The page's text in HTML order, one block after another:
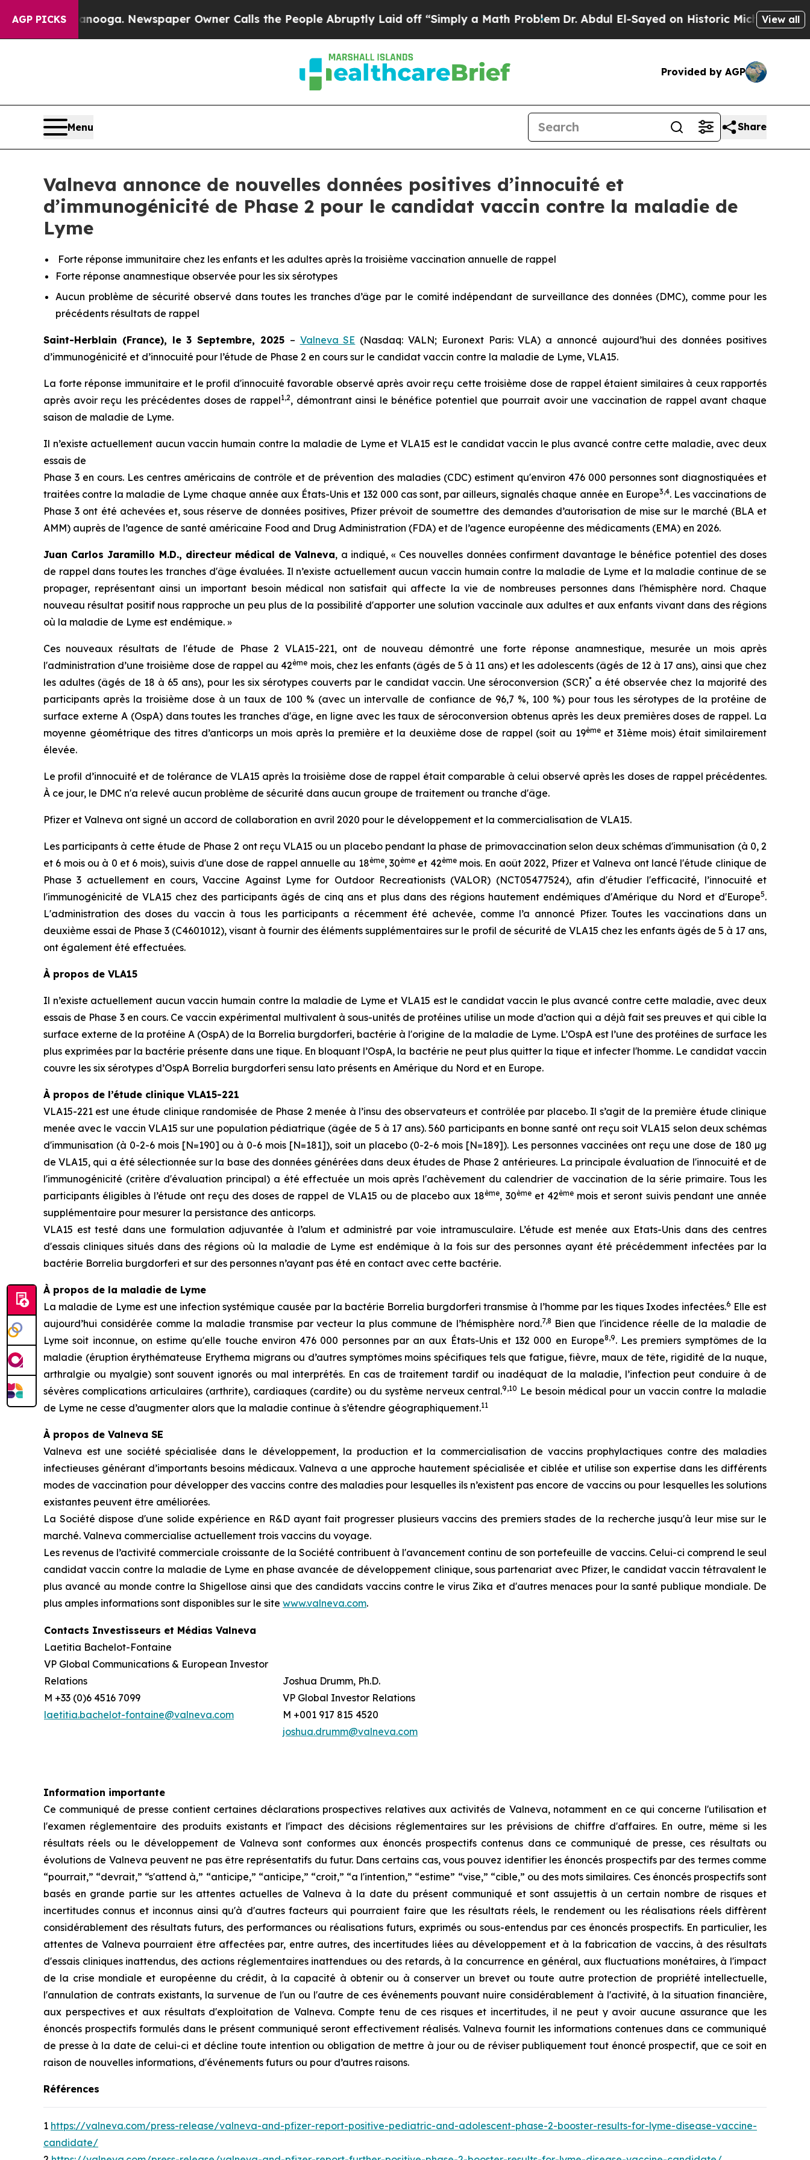
AGP PICKSNewspaper Owner Calls the People Abruptly Laid off “Simply a Math ProblemDr. Abdul El-Sayed on Historic Michigan Win: “People
View all
Provided by AGP
Menu Share
Valneva annonce de nouvelles données positives d’innocuité et
d’immunogénicité de Phase 2 pour le candidat vaccin contre la maladie de
Lyme
Forte réponse immunitaire chez les enfants et les adultes après la troisième vaccination annuelle de rappel
Forte réponse anamnestique observée pour les six sérotypes
Aucun problème de sécurité observé dans toutes les tranches d’âge par le comité indépendant de surveillance des données (DMC), comme pour les
précédents résultats de rappel
Saint-Herblain (France), le 3 Septembre, 2025 – Valneva SE (Nasdaq: VALN; Euronext Paris: VLA) a annoncé aujourd’hui des données positives
d’immunogénicité et d’innocuité pour l’étude de Phase 2 en cours sur le candidat vaccin contre la maladie de Lyme, VLA15.
La forte réponse immunitaire et le profil d'innocuité favorable observé après avoir reçu cette troisième dose de rappel étaient similaires à ceux rapportés
après avoir reçu les précédentes doses de rappel1,2, démontrant ainsi le bénéfice potentiel que pourrait avoir une vaccination de rappel avant chaque
saison de maladie de Lyme.
Il n’existe actuellement aucun vaccin humain contre la maladie de Lyme et VLA15 est le candidat vaccin le plus avancé contre cette maladie, avec deux
essais de
Phase 3 en cours. Les centres américains de contrôle et de prévention des maladies (CDC) estiment qu'environ 476 000 personnes sont diagnostiquées et
traitées contre la maladie de Lyme chaque année aux États-Unis et 132 000 cas sont, par ailleurs, signalés chaque année en Europe3,4. Les vaccinations de
Phase 3 ont été achevées et, sous réserve de données positives, Pfizer prévoit de soumettre des demandes d’autorisation de mise sur le marché (BLA et
AMM) auprès de l’agence de santé américaine Food and Drug Administration (FDA) et de l’agence européenne des médicaments (EMA) en 2026.
Juan Carlos Jaramillo M.D., directeur médical de Valneva, a indiqué, « Ces nouvelles données confirment davantage le bénéfice potentiel des doses
de rappel dans toutes les tranches d'âge évaluées. Il n’existe actuellement aucun vaccin humain contre la maladie de Lyme et la maladie continue de se
propager, représentant ainsi un important besoin médical non satisfait qui affecte la vie de nombreuses personnes dans l'hémisphère nord. Chaque
nouveau résultat positif nous rapproche un peu plus de la possibilité d'apporter une solution vaccinale aux adultes et aux enfants vivant dans des régions
où la maladie de Lyme est endémique. »
Ces nouveaux résultats de l'étude de Phase 2 VLA15-221, ont de nouveau démontré une forte réponse anamnestique, mesurée un mois après
l'administration d’une troisième dose de rappel au 42ème mois, chez les enfants (âgés de 5 à 11 ans) et les adolescents (âgés de 12 à 17 ans), ainsi que chez
les adultes (âgés de 18 à 65 ans), pour les six sérotypes couverts par le candidat vaccin. Une séroconversion (SCR)*a été observée chez la majorité des
participants après la troisième dose à un taux de 100 % (avec un intervalle de confiance de 96,7 %, 100 %) pour tous les sérotypes de la protéine de
surface externe A (OspA) dans toutes les tranches d'âge, en ligne avec les taux de séroconversion obtenus après les deux premières doses de rappel. La
moyenne géométrique des titres d’anticorps un mois après la première et la deuxième dose de rappel (soit au 19èmeet 31ème mois) était similairement
élevée.
Le profil d’innocuité et de tolérance de VLA15 après la troisième dose de rappel était comparable à celui observé après les doses de rappel précédentes.
À ce jour, le DMC n'a relevé aucun problème de sécurité dans aucun groupe de traitement ou tranche d'âge.
Pfizer et Valneva ont signé un accord de collaboration en avril 2020 pour le développement et la commercialisation de VLA15.
Les participants à cette étude de Phase 2 ont reçu VLA15 ou un placebo pendant la phase de primovaccination selon deux schémas d'immunisation (à 0, 2
et 6 mois ou à 0 et 6 mois), suivis d'une dose de rappel annuelle au 18ème, 30ème et 42èmemois. En août 2022, Pfizer et Valneva ont lancé l'étude clinique de
Phase 3 actuellement en cours, Vaccine Against Lyme for Outdoor Recreationists (VALOR) (NCT05477524), afin d'étudier l'efficacité, l’innocuité et
l'immunogénicité de VLA15 chez des participants âgés de cinq ans et plus dans des régions hautement endémiques d'Amérique du Nord et d'Europe5.
L'administration des doses du vaccin à tous les participants a récemment été achevée, comme l’a annoncé Pfizer. Toutes les vaccinations dans un
deuxième essai de Phase 3 (C4601012), visant à fournir des éléments supplémentaires sur le profil de sécurité de VLA15 chez les enfants âgés de 5 à 17 ans,
ont également été effectuées.
À propos de VLA15
Il n’existe actuellement aucun vaccin humain contre la maladie de Lyme et VLA15 est le candidat vaccin le plus avancé contre cette maladie, avec deux
essais de Phase 3 en cours. Ce vaccin expérimental multivalent à sous-unités de protéines utilise un mode d’action qui a déjà fait ses preuves et qui cible la
surface externe de la protéine A (OspA) de la Borrelia burgdorferi, bactérie à l'origine de la maladie de Lyme. L’OspA est l’une des protéines de surface les
plus exprimées par la bactérie présente dans une tique. En bloquant l’OspA, la bactérie ne peut plus quitter la tique et infecter l'homme. Le candidat vaccin
couvre les six sérotypes d’OspA Borrelia burgdorferi sensu lato présents en Amérique du Nord et en Europe.
À propos de l’étude clinique VLA15-221
VLA15-221 est une étude clinique randomisée de Phase 2 menée à l’insu des observateurs et contrôlée par placebo. Il s’agit de la première étude clinique
menée avec le vaccin VLA15 sur une population pédiatrique (âgée de 5 à 17 ans). 560 participants en bonne santé ont reçu soit VLA15 selon deux schémas
d'immunisation (à 0-2-6 mois [N=190] ou à 0-6 mois [N=181]), soit un placebo (0-2-6 mois [N=189]). Les personnes vaccinées ont reçu une dose de 180 µg
de VLA15, qui a été sélectionnée sur la base des données générées dans deux études de Phase 2 antérieures. La principale évaluation de l'innocuité et de
l'immunogénicité (critère d'évaluation principal) a été effectuée un mois après l'achèvement du calendrier de vaccination de la série primaire. Tous les
participants éligibles à l’étude ont reçu des doses de rappel de VLA15 ou de placebo aux 18ème, 30èmeet 42èmemois et seront suivis pendant une année
supplémentaire pour mesurer la persistance des anticorps.
VLA15 est testé dans une formulation adjuvantée à l’alum et administré par voie intramusculaire. L’étude est menée aux Etats-Unis dans des centres
d'essais cliniques situés dans des régions où la maladie de Lyme est endémique à la fois sur des personnes ayant été précédemment infectées par la
bactérie Borrelia burgdorferi et sur des personnes n’ayant pas été en contact avec cette bactérie.
À propos de la maladie de Lyme
La maladie de Lyme est une infection systémique causée par la bactérie Borrelia burgdorferi transmise à l’homme par les tiques Ixodes infectées.6 Elle est
aujourd’hui considérée comme la maladie transmise par vecteur la plus commune de l’hémisphère nord.7,8 Bien que l'incidence réelle de la maladie de
Lyme soit inconnue, on estime qu'elle touche environ 476 000 personnes par an aux États-Unis et 132 000 en Europe8,9. Les premiers symptômes de la
maladie (éruption érythémateuse Erythema migrans ou d’autres symptômes moins spécifiques tels que fatigue, fièvre, maux de tête, rigidité de la nuque,
arthralgie ou myalgie) sont souvent ignorés ou mal interprétés. En cas de traitement tardif ou inadéquat de la maladie, l’infection peut conduire à de
sévères complications articulaires (arthrite), cardiaques (cardite) ou du système nerveux central.9,10 Le besoin médical pour un vaccin contre la maladie
de Lyme ne cesse d’augmenter alors que la maladie continue à s’étendre géographiquement.11
À propos de Valneva SE
Valneva est une société spécialisée dans le développement, la production et la commercialisation de vaccins prophylactiques contre des maladies
infectieuses générant d’importants besoins médicaux. Valneva a une approche hautement spécialisée et ciblée et utilise son expertise dans les différents
modes de vaccination pour développer des vaccins contre des maladies pour lesquelles ils n’existent pas encore de vaccins ou pour lesquelles les solutions
existantes peuvent être améliorées.
La Société dispose d'une solide expérience en R&D ayant fait progresser plusieurs vaccins des premiers stades de la recherche jusqu'à leur mise sur le
marché. Valneva commercialise actuellement trois vaccins du voyage.
Les revenus de l’activité commerciale croissante de la Société contribuent à l'avancement continu de son portefeuille de vaccins. Celui-ci comprend le seul
candidat vaccin contre la maladie de Lyme en phase avancée de développement clinique, sous partenariat avec Pfizer, le candidat vaccin tétravalent le
plus avancé au monde contre la Shigellose ainsi que des candidats vaccins contre le virus Zika et d'autres menaces pour la santé publique mondiale. De
plus amples informations sont disponibles sur le site www.valneva.com.
Contacts Investisseurs et Médias Valneva
Laetitia Bachelot-Fontaine
VP Global Communications & European Investor
Relations
M +33 (0)6 4516 7099
laetitia.bachelot-fontaine@valneva.com
Joshua Drumm, Ph.D.
VP Global Investor Relations
M +001 917 815 4520
joshua.drumm@valneva.com
Information importante
Ce communiqué de presse contient certaines déclarations prospectives relatives aux activités de Valneva, notamment en ce qui concerne l'utilisation et
l'examen réglementaire des produits existants et l'impact des décisions réglementaires sur les prévisions de chiffre d'affaires. En outre, même si les
résultats réels ou le développement de Valneva sont conformes aux énoncés prospectifs contenus dans ce communiqué de presse, ces résultats ou
évolutions de Valneva peuvent ne pas être représentatifs du futur. Dans certains cas, vous pouvez identifier les énoncés prospectifs par des termes comme
“pourrait,” “devrait,” “s'attend à,” “anticipe,” “anticipe,” “croit,” “a l'intention,” “estime” “vise,” “cible,” ou des mots similaires. Ces énoncés prospectifs sont
basés en grande partie sur les attentes actuelles de Valneva à la date du présent communiqué et sont assujettis à un certain nombre de risques et
incertitudes connus et inconnus ainsi qu'à d'autres facteurs qui pourraient faire que les résultats réels, le rendement ou les réalisations réels diffèrent
considérablement des résultats futurs, des performances ou réalisations futurs, exprimés ou sous-entendus par ces énoncés prospectifs. En particulier, les
attentes de Valneva pourraient être affectées par, entre autres, des incertitudes liées au développement et à la fabrication de vaccins, à des résultats
d'essais cliniques inattendus, des actions réglementaires inattendues ou des retards, à la concurrence en général, aux fluctuations monétaires, à l'impact
de la crise mondiale et européenne du crédit, à la capacité à obtenir ou à conserver un brevet ou toute autre protection de propriété intellectuelle,
l'annulation de contrats existants, la survenue de l'un ou l'autre de ces événements pouvant nuire considérablement à l'activité, à la situation financière,
aux perspectives et aux résultats d'exploitation de Valneva. Compte tenu de ces risques et incertitudes, il ne peut y avoir aucune assurance que les
énoncés prospectifs formulés dans le présent communiqué seront effectivement réalisés. Valneva fournit les informations contenues dans ce communiqué
de presse à la date de celui-ci et décline toute intention ou obligation de mettre à jour ou de réviser publiquement tout énoncé prospectif, que ce soit en
raison de nouvelles informations, d'événements futurs ou pour d’autres raisons.
Références
1 https://valneva.com/press-release/valneva-and-pfizer-report-positive-pediatric-and-adolescent-phase-2-booster-results-for-lyme-disease-vaccine-
candidate/